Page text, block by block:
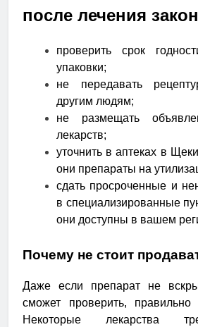
после лечения
проверить срок
упаковки;
не передавать
другим людям;
не размещать
лекарств;
уточнить в аптеках в
они препараты на
сдать просроченные и
в специализированные
они доступны в вашем
Почему не стоит
Даже если препарат не
сможет проверить,
Некоторые лекарства